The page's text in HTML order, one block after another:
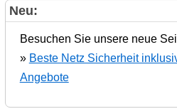
Neu:
Besuchen Sie unsere neue
» Beste Netz Sicherheit
Angebote